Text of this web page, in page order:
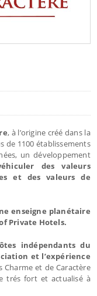
, à l’origine créé dans la
de 1100 établissements
un développement
des valeurs
et des valeurs de
enseigne planétaire
Private Hotels.
indépendants du
et l’expérience
Charme et de Caractère
trés fort et actualisé à